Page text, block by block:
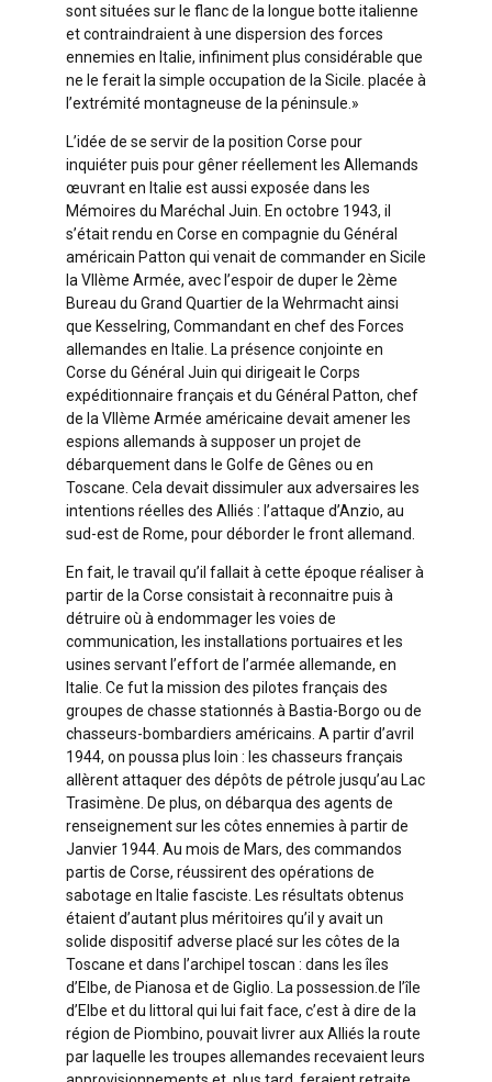
sont situées sur le flanc de la longue botte italienne
et contraindraient à une dispersion des forces
ennemies en Italie, infiniment plus considérable que
ne le ferait la simple occupation de la Sicile. placée à
l’extrémité montagneuse de la péninsule.»
L’idée de se servir de la position Corse pour
inquiéter puis pour gêner réellement les Allemands
œuvrant en Italie est aussi exposée dans les
Mémoires du Maréchal Juin. En octobre 1943, il
s’était rendu en Corse en compagnie du Général
américain Patton qui venait de commander en Sicile
la VIIème Armée, avec l’espoir de duper le 2ème
Bureau du Grand Quartier de la Wehrmacht ainsi
que Kesselring, Commandant en chef des Forces
allemandes en Italie. La présence conjointe en
Corse du Général Juin qui dirigeait le Corps
expéditionnaire français et du Général Patton, chef
de la VIIème Armée américaine devait amener les
espions allemands à supposer un projet de
débarquement dans le Golfe de Gênes ou en
Toscane. Cela devait dissimuler aux adversaires les
intentions réelles des Alliés : l’attaque d’Anzio, au
sud-est de Rome, pour déborder le front allemand.
En fait, le travail qu’il fallait à cette époque réaliser à
partir de la Corse consistait à reconnaitre puis à
détruire où à endommager les voies de
communication, les installations portuaires et les
usines servant l’effort de l’armée allemande, en
Italie. Ce fut la mission des pilotes français des
groupes de chasse stationnés à Bastia-Borgo ou de
chasseurs-bombardiers américains. A partir d’avril
1944, on poussa plus loin : les chasseurs français
allèrent attaquer des dépôts de pétrole jusqu’au Lac
Trasimène. De plus, on débarqua des agents de
renseignement sur les côtes ennemies à partir de
Janvier 1944. Au mois de Mars, des commandos
partis de Corse, réussirent des opérations de
sabotage en Italie fasciste. Les résultats obtenus
étaient d’autant plus méritoires qu’il y avait un
solide dispositif adverse placé sur les côtes de la
Toscane et dans l’archipel toscan : dans les îles
d’Elbe, de Pianosa et de Giglio. La possession.de l’île
d’Elbe et du littoral qui lui fait face, c’est à dire de la
région de Piombino, pouvait livrer aux Alliés la route
par laquelle les troupes allemandes recevaient leurs